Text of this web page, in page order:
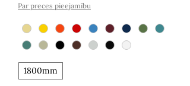
Par preces pieejamību
1800mm